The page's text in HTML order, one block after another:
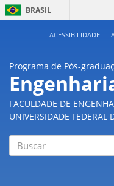
BRASIL
ACESSIBILIDADE
Programa de Pós-
FACULDADE DE
UNIVERSIDADE FEDERAL